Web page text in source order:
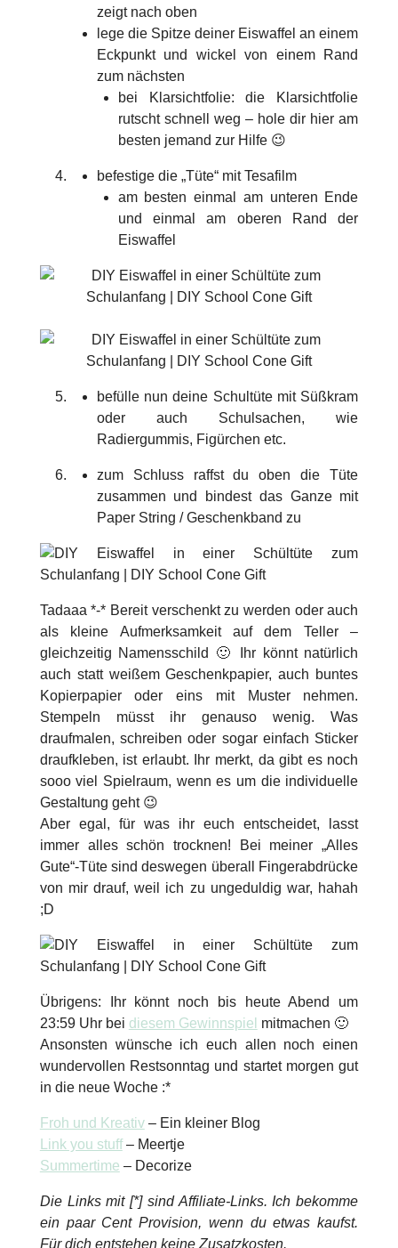
zeigt nach oben
lege die Spitze deiner Eiswaffel an einem
Eckpunkt und wickel von einem Rand
zum nächsten
bei Klarsichtfolie: die Klarsichtfolie
rutscht schnell weg – hole dir hier am
besten jemand zur Hilfe 😉
befestige die „Tüte“ mit Tesafilm
am besten einmal am unteren Ende
und einmal am oberen Rand der
Eiswaffel
befülle nun deine Schultüte mit Süßkram
oder auch Schulsachen, wie
Radiergummis, Figürchen etc.
zum Schluss raffst du oben die Tüte
zusammen und bindest das Ganze mit
Paper String / Geschenkband zu
Tadaaa *-* Bereit verschenkt zu werden oder auch
als kleine Aufmerksamkeit auf dem Teller –
gleichzeitig Namensschild 🙂 Ihr könnt natürlich
auch statt weißem Geschenkpapier, auch buntes
Kopierpapier oder eins mit Muster nehmen.
Stempeln müsst ihr genauso wenig. Was
draufmalen, schreiben oder sogar einfach Sticker
draufkleben, ist erlaubt. Ihr merkt, da gibt es noch
sooo viel Spielraum, wenn es um die individuelle
Gestaltung geht 😉
Aber egal, für was ihr euch entscheidet, lasst
immer alles schön trocknen! Bei meiner „Alles
Gute“-Tüte sind deswegen überall Fingerabdrücke
von mir drauf, weil ich zu ungeduldig war, hahah
;D
Übrigens: Ihr könnt noch bis heute Abend um
23:59 Uhr bei diesem Gewinnspiel mitmachen 🙂
Ansonsten wünsche ich euch allen noch einen
wundervollen Restsonntag und startet morgen gut
in die neue Woche :*
Froh und Kreativ– Ein kleiner Blog
Link you stuff– Meertje
Summertime – Decorize
Die Links mit [*] sind Affiliate-Links. Ich bekomme
ein paar Cent Provision, wenn du etwas kaufst.
Für dich entstehen keine Zusatzkosten.